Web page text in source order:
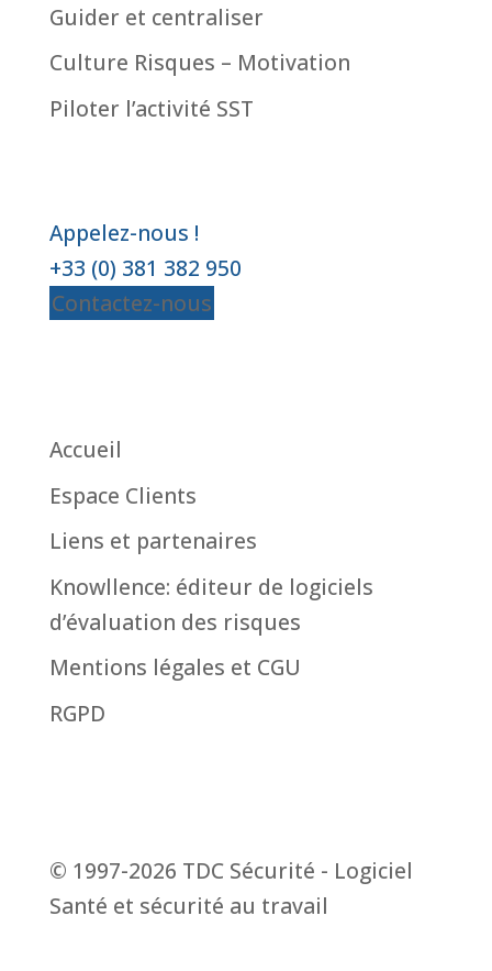
Guider et centraliser
Culture Risques – Motivation
Piloter l’activité SST
Appelez-nous !
+33 (0) 381 382 950
Contactez-nous
Accueil
Espace Clients
Liens et partenaires
Knowllence: éditeur de logiciels
d’évaluation des risques
Mentions légales et CGU
RGPD
© 1997-2026 TDC Sécurité - Logiciel
Santé et sécurité au travail